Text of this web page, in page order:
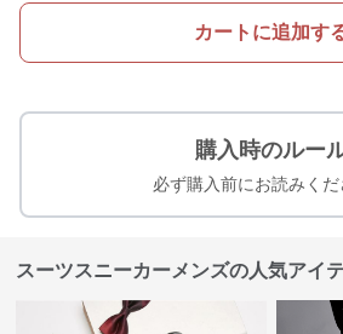
カートに追加す
購入時のルー
必ず購入前にお読みくだ
スーツスニーカーメンズの人気アイ